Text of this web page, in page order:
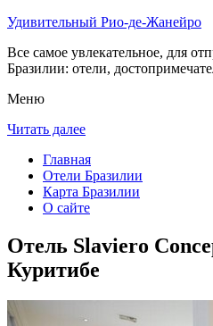
Удивительный Рио-де-Жанейро
Все самое увлекательное, для
Бразилии: отели,
Меню
Читать далее
Главная
Отели Бразилии
Карта Бразилии
О сайте
Отель Slaviero
Куритибе